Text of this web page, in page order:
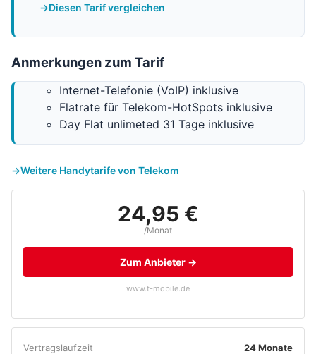
Diesen Tarif vergleichen
Anmerkungen zum Tarif
Internet-Telefonie (VoIP) inklusive
Flatrate für Telekom-HotSpots inklusive
Day Flat unlimeted 31 Tage inklusive
Weitere Handytarife von Telekom
24,95 €
/Monat
Zum Anbieter →
www.t-mobile.de
Vertragslaufzeit
24 Monate